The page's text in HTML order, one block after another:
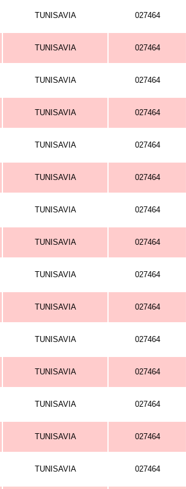
TUNISAVIA 027464
TUNISAVIA 027464
TUNISAVIA 027464
TUNISAVIA 027464
TUNISAVIA 027464
TUNISAVIA 027464
TUNISAVIA 027464
TUNISAVIA 027464
TUNISAVIA 027464
TUNISAVIA 027464
TUNISAVIA 027464
TUNISAVIA 027464
TUNISAVIA 027464
TUNISAVIA 027464
TUNISAVIA 027464